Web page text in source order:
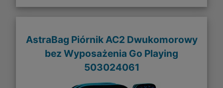
AstraBag Piórnik AC2 Dwukomorowy
bez Wyposażenia Go Playing
503024061